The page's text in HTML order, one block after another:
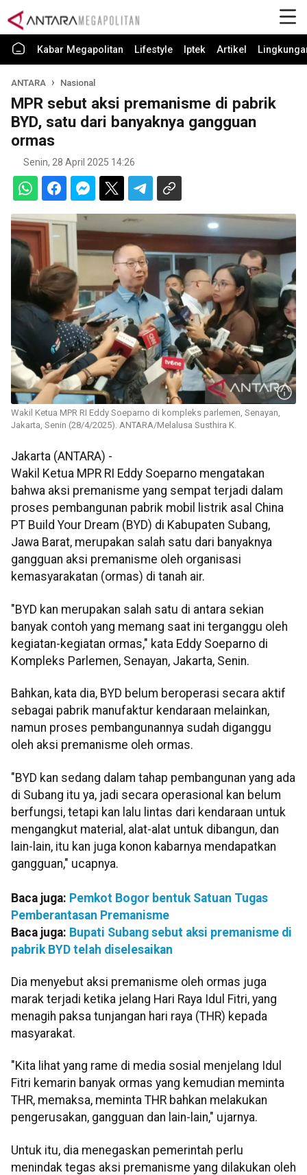
Kabar Megapolitan Lifestyle Iptek Artikel
ANTARA Nasional
MPR sebut aksi premanisme di pabrik
BYD, satu dari banyaknya gangguan
ormas
Senin, 28 April 2025 14:26
Wakil Ketua MPR RI Eddy Soeparno di kompleks parlemen, Senayan,
Jakarta, Senin (28/4/2025). ANTARA/Melalusa Susthira K.
Jakarta (ANTARA) -
Wakil Ketua MPR RI Eddy Soeparno mengatakan
bahwa aksi premanisme yang sempat terjadi dalam
proses pembangunan pabrik mobil listrik asal China
PT Build Your Dream (BYD) di Kabupaten Subang,
Jawa Barat, merupakan salah satu dari banyaknya
gangguan aksi premanisme oleh organisasi
kemasyarakatan (ormas) di tanah air.
"BYD kan merupakan salah satu di antara sekian
banyak contoh yang memang saat ini terganggu oleh
kegiatan-kegiatan ormas," kata Eddy Soeparno di
Kompleks Parlemen, Senayan, Jakarta, Senin.
Bahkan, kata dia, BYD belum beroperasi secara aktif
sebagai pabrik manufaktur kendaraan melainkan,
namun proses pembangunannya sudah diganggu
oleh aksi premanisme oleh ormas.
"BYD kan sedang dalam tahap pembangunan yang ada
di Subang itu ya, jadi secara operasional kan belum
berfungsi, tetapi kan lalu lintas dari kendaraan untuk
mengangkut material, alat-alat untuk dibangun, dan
lain-lain, itu kan juga konon kabarnya mendapatkan
gangguan," ucapnya.
Baca juga: Pemkot Bogor bentuk Satuan Tugas
Pemberantasan Premanisme
Baca juga: Bupati Subang sebut aksi premanisme di
pabrik BYD telah diselesaikan
Dia menyebut aksi premanisme oleh ormas juga
marak terjadi ketika jelang Hari Raya Idul Fitri, yang
menagih paksa tunjangan hari raya (THR) kepada
masyarakat.
"Kita lihat yang rame di media sosial menjelang Idul
Fitri kemarin banyak ormas yang kemudian meminta
THR, memaksa, meminta THR bahkan melakukan
pengerusakan, gangguan dan lain-lain," ujarnya.
Untuk itu, dia menegaskan pemerintah perlu
menindak tegas aksi premanisme yang dilakukan oleh